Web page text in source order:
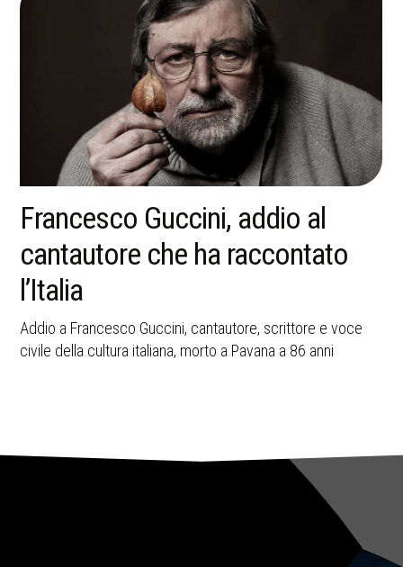
La memoria della strage di
Bologna resta una ferita aperta
nella storia italiana
A 45 anni dall’attentato del 2 agosto 1980, Bologna ricorda
le vittime e il valore civile della memoria